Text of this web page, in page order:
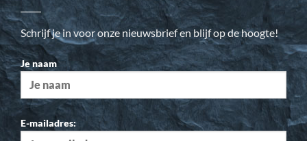
Schrijf je in voor onze nieuwsbrief en blijf op de hoogte!
Je naam
E-mailadres: